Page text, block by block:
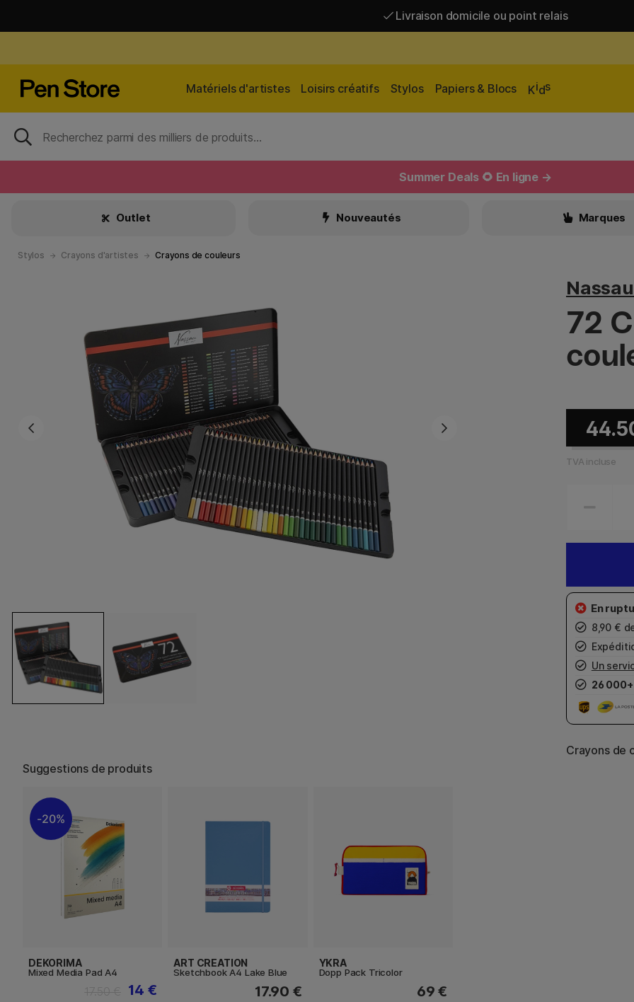
Livraison domicile ou point relais
Matériels d'artistes Loisirs créatifs Stylos Papiers & Blocs Kids
Summer Deals 🌻 En ligne →
Outlet Nouveautés Marques
Stylos Crayons d'artistes Crayons de couleurs
Suggestions de produits
20%
DEKORIMA
Mixed Media Pad A4
14 €
ART CREATION
Sketchbook A4 Lake Blue
17.90 €
YKRA
Dopp Pack Tricolor
69 €
72
TVA incluse
8,90 €
Un
26 000+
Crayons de